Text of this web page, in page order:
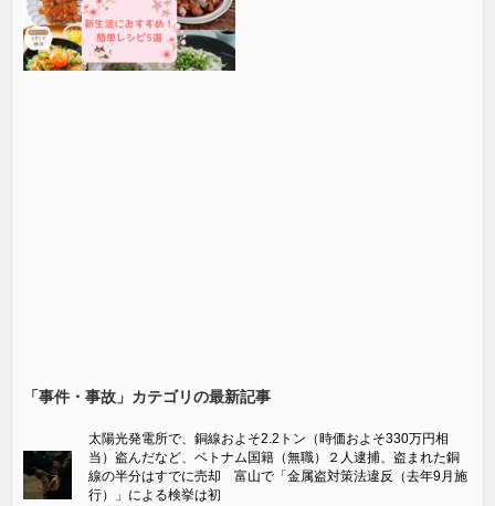
「事件・事故」カテゴリの最新記事
太陽光発電所で、銅線およそ2.2トン（時価およそ330万円相
当）盗んだなど、ベトナム国籍（無職）２人逮捕、盗まれた銅
線の半分はすでに売却 富山で「金属盗対策法違反（去年9月施
行）」による検挙は初